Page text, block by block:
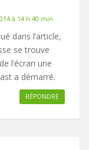
à 14 h 40 min
dans l’article,
se trouve
l’écran une
a démarré.
RÉPONDRE